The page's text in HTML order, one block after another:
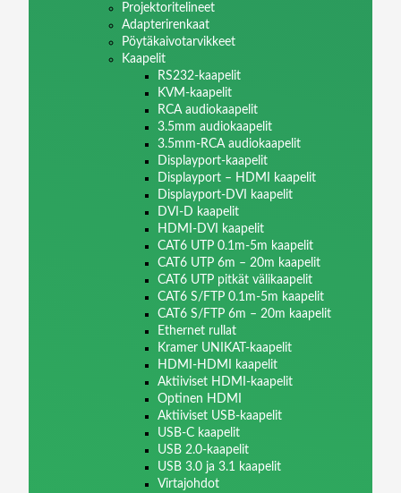
Projektoritelineet
Adapterirenkaat
Pöytäkaivotarvikkeet
Kaapelit
RS232-kaapelit
KVM-kaapelit
RCA audiokaapelit
3.5mm audiokaapelit
3.5mm-RCA audiokaapelit
Displayport-kaapelit
Displayport – HDMI kaapelit
Displayport-DVI kaapelit
DVI-D kaapelit
HDMI-DVI kaapelit
CAT6 UTP 0.1m-5m kaapelit
CAT6 UTP 6m – 20m kaapelit
CAT6 UTP pitkät välikaapelit
CAT6 S/FTP 0.1m-5m kaapelit
CAT6 S/FTP 6m – 20m kaapelit
Ethernet rullat
Kramer UNIKAT-kaapelit
HDMI-HDMI kaapelit
Aktiiviset HDMI-kaapelit
Optinen HDMI
Aktiiviset USB-kaapelit
USB-C kaapelit
USB 2.0-kaapelit
USB 3.0 ja 3.1 kaapelit
Virtajohdot